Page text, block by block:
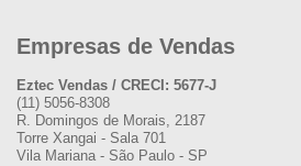
Empresas de Vendas
Eztec Vendas / CRECI: 5677-J
(11) 5056-8308
R. Domingos de Morais, 2187
Torre Xangai - Sala 701
Vila Mariana - São Paulo - SP